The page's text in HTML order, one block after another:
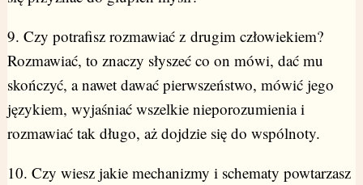
9. Czy potrafisz rozmawiać z drugim człowiekiem?
Rozmawiać, to znaczy słyszeć co on mówi, dać mu
skończyć, a nawet dawać pierwszeństwo, mówić jego
językiem, wyjaśniać wszelkie nieporozumienia i
rozmawiać tak długo, aż dojdzie się do wspólnoty.
10. Czy wiesz jakie mechanizmy i schematy powtarzasz